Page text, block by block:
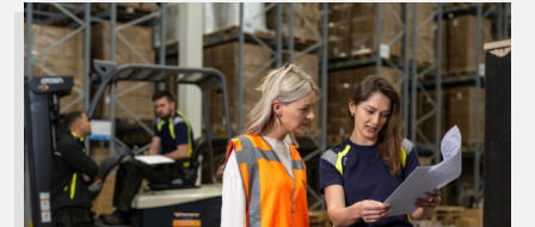
Przeczytaj
więcej
o
Szukasz
pracy
w
logistyce
e-